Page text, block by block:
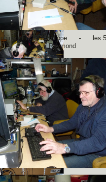
- F8CND Philippe - les 5
Raymond